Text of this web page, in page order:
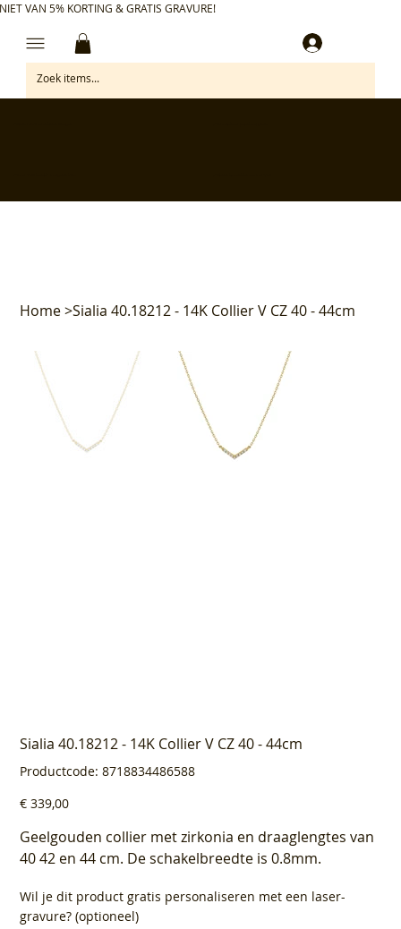
VAN 5% KORTING & GRATIS GRAVURE!
Home>Sialia 40.18212 - 14K Collier V CZ 40 - 44cm
Sialia 40.18212 - 14K Collier V CZ 40 - 44cm
Productcode: Productcode
8718834486588
8718834486588
Prijs
€ 339,00
Geelgouden collier met zirkonia en draaglengtes van
40 42 en 44 cm. De schakelbreedte is 0.8mm.
Wil je dit product gratis personaliseren met een laser-
gravure? (optioneel)